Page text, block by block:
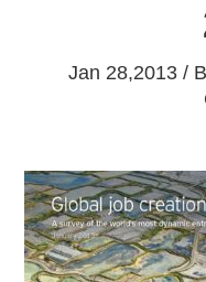
Jan 28,2013 /